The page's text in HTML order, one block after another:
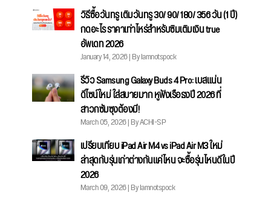
วิธีซื้อวันทรู เติมวันทรู 30/ 90/ 180/ 356 วัน (1 ปี)
กดอะไร ราคาเท่าไหร่สำหรับซิมเติมเงิน true
อัพเดท 2026
January 14, 2026 | By Iamnotspock
รีวิว Samsung Galaxy Buds 4 Pro: เบสแน่น
ดีไซน์ใหม่ ใส่สบายมาก หูฟังเรือธงปี 2026 ที่
สาวกซัมซุงต้องมี!
March 05, 2026 | By ACHI-SP
เปรียบเทียบ iPad Air M4 vs iPad Air M3 ใหม่
ล่าสุดกับรุ่นเก่าต่างกันแค่ไหน จะซื้อรุ่นไหนดีในปี
2026
March 09, 2026 | By Iamnotspock